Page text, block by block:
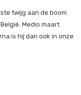
twijg aan de boom
Medio maart
is hij dan ook in onze